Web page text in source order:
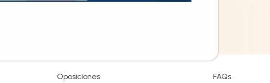
Oposiciones
FAQs